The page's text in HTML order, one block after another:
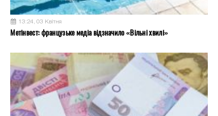
13:24, 03 Квітня
Метінвест: французьке медіа відзначило «Вільні хвилі»